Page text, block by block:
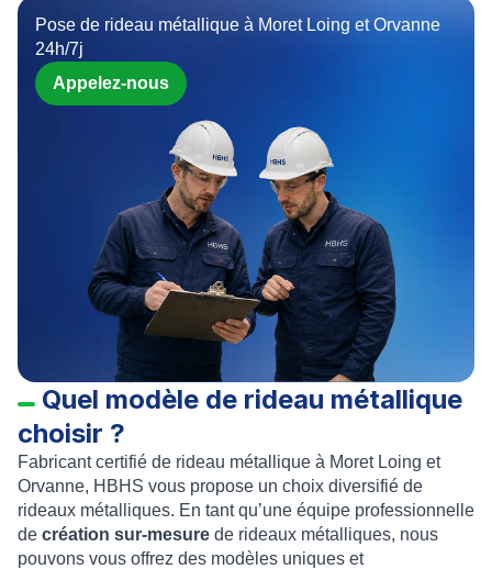
Pose de rideau métallique à Moret Loing et Orvanne
24h/7j
Appelez-nous
Quel modèle de rideau métallique
choisir ?
Fabricant certifié de rideau métallique à Moret Loing et
Orvanne, HBHS vous propose un choix diversifié de
rideaux métalliques. En tant qu’une équipe professionnelle
de création sur-mesure de rideaux métalliques, nous
pouvons vous offrez des modèles uniques et